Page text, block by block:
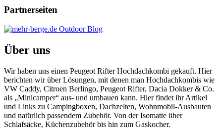
Partnerseiten
Über uns
Wir haben uns einen Peugeot Rifter Hochdachkombi gekauft. Hier
berichten wir über Lösungen, mit denen man Hochdachkombis wie
VW Caddy, Citroen Berlingo, Peugeot Rifter, Dacia Dokker & Co.
als „Minicamper“ aus- und umbauen kann. Hier findet ihr Artikel
und Links zu Campingboxen, Dachzelten, Wohnmobil-Ausbauten
und natürlich passendem Zubehör. Von der Isomatte über
Schlafsäcke, Küchenzubehör bis hin zum Gaskocher.